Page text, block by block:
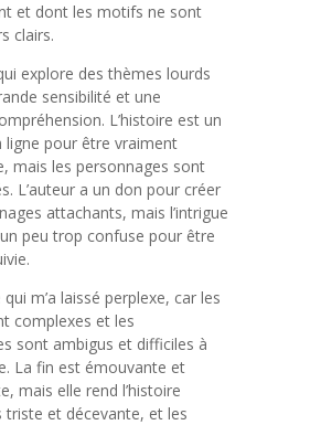
et dont les motifs ne sont
clairs.
explore des thèmes lourds
sensibilité et une
L’histoire est un
ligne pour être vraiment
mais les personnages sont
L’auteur a un don pour créer
attachants, mais l’intrigue
peu trop confuse pour être
m’a laissé perplexe, car les
complexes et les
sont ambigus et difficiles à
La fin est émouvante et
mais elle rend l’histoire
triste et décevante, et les